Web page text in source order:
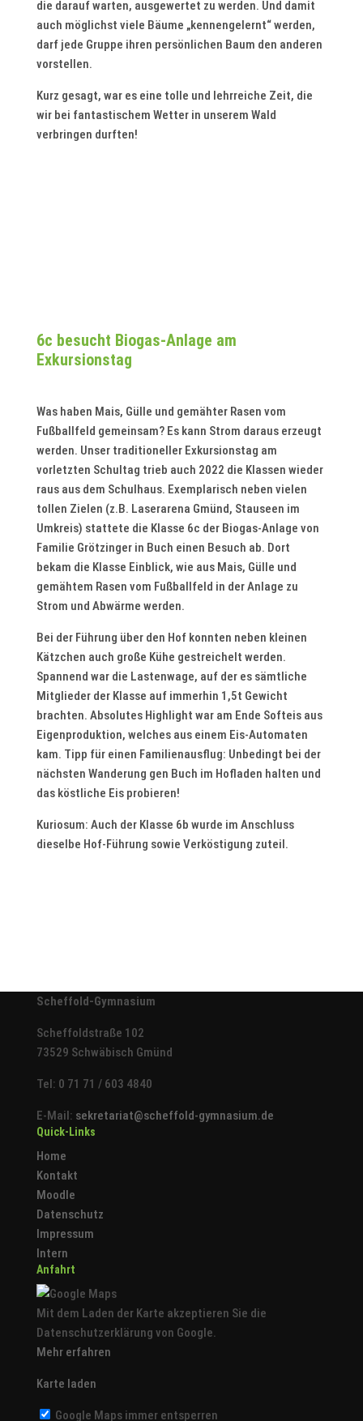
die darauf warten, ausgewertet zu werden. Und damit
auch möglichst viele Bäume „kennengelernt“ werden,
darf jede Gruppe ihren persönlichen Baum den anderen
vorstellen.
Kurz gesagt, war es eine tolle und lehrreiche Zeit, die
wir bei fantastischem Wetter in unserem Wald
verbringen durften!
6c besucht Biogas-Anlage am
Exkursionstag
Was haben Mais, Gülle und gemähter Rasen vom
Fußballfeld gemeinsam? Es kann Strom daraus erzeugt
werden. Unser traditioneller Exkursionstag am
vorletzten Schultag trieb auch 2022 die Klassen wieder
raus aus dem Schulhaus. Exemplarisch neben vielen
tollen Zielen (z.B. Laserarena Gmünd, Stauseen im
Umkreis) stattete die Klasse 6c der Biogas-Anlage von
Familie Grötzinger in Buch einen Besuch ab. Dort
bekam die Klasse Einblick, wie aus Mais, Gülle und
gemähtem Rasen vom Fußballfeld in der Anlage zu
Strom und Abwärme werden.
Bei der Führung über den Hof konnten neben kleinen
Kätzchen auch große Kühe gestreichelt werden.
Spannend war die Lastenwage, auf der es sämtliche
Mitglieder der Klasse auf immerhin 1,5t Gewicht
brachten. Absolutes Highlight war am Ende Softeis aus
Eigenproduktion, welches aus einem Eis-Automaten
kam. Tipp für einen Familienausflug: Unbedingt bei der
nächsten Wanderung gen Buch im Hofladen halten und
das köstliche Eis probieren!
Kuriosum: Auch der Klasse 6b wurde im Anschluss
dieselbe Hof-Führung sowie Verköstigung zuteil.
Scheffold-Gymnasium
Scheffoldstraße 102
73529 Schwäbisch Gmünd
Tel: 0 71 71 / 603 4840
E-Mail: sekretariat@scheffold-gymnasium.de
Quick-Links
Home
Kontakt
Moodle
Datenschutz
Impressum
Intern
Anfahrt
Mit dem Laden der Karte akzeptieren Sie die
Datenschutzerklärung von Google.
Mehr erfahren
Karte laden
Google Maps immer entsperren